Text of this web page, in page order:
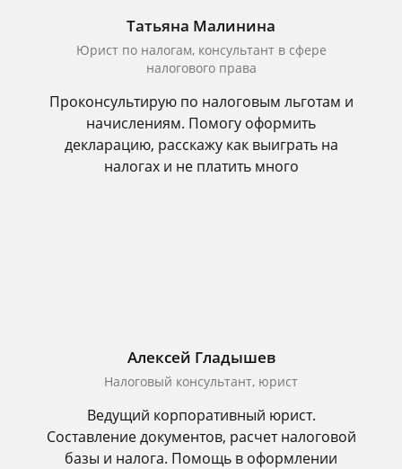
Татьяна Малинина
Юрист по налогам, консультант в сфере
налогового права
Проконсультирую по налоговым льготам и
начислениям. Помогу оформить
декларацию, расскажу как выиграть на
налогах и не платить много
Алексей Гладышев
Налоговый консультант, юрист
Ведущий корпоративный юрист.
Составление документов, расчет налоговой
базы и налога. Помощь в оформлении